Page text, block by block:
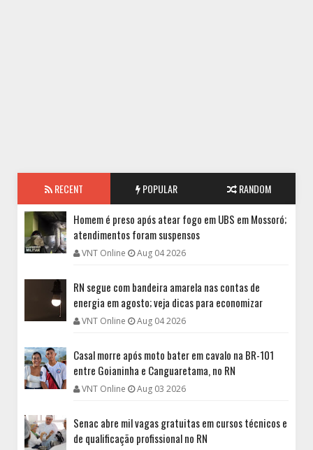
RECENT POPULAR RANDOM
Homem é preso após atear fogo em UBS em Mossoró;
atendimentos foram suspensos
VNT Online Aug 04 2026
RN segue com bandeira amarela nas contas de
energia em agosto; veja dicas para economizar
VNT Online Aug 04 2026
Casal morre após moto bater em cavalo na BR-101
entre Goianinha e Canguaretama, no RN
VNT Online Aug 03 2026
Senac abre mil vagas gratuitas em cursos técnicos e
de qualificação profissional no RN